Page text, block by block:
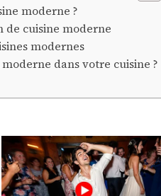
moderne ?
de cuisine moderne
modernes
dans votre cuisine ?